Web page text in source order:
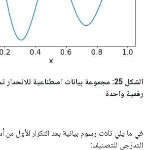
الشكل 25: مجموعة بيانات اصطناعية
رقمية واحدة
في ما يلي ثلاث رسوم بيانية بعد التكرار الأول من
التدرّجي للتصنيف: